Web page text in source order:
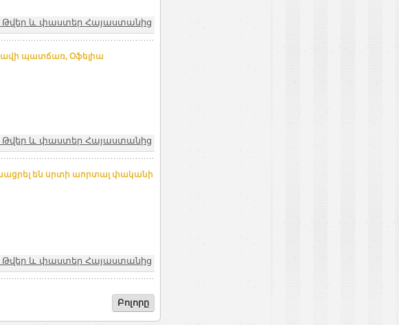
Թվեր և փաստեր Հայաստանից
պատճառ, Օֆելիա
Թվեր և փաստեր Հայաստանից
են սրտի աորտալ փականի
Թվեր և փաստեր Հայաստանից
Բոլորը